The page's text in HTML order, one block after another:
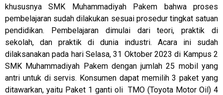
khususnya SMK Muhammadiyah Pakem bahwa proses
pembelajaran sudah dilakukan sesuai prosedur tingkat satuan
pendidikan. Pembelajaran dimulai dari teori, praktik di
sekolah, dan praktik di dunia industri. Acara ini sudah
dilaksanakan pada hari Selasa, 31 Oktober 2023 di Kampus 2
SMK Muhammadiyah Pakem dengan jumlah 25 mobil yang
antri untuk di servis. Konsumen dapat memilih 3 paket yang
ditawarkan, yaitu Paket 1 ganti oli TMO (Toyota Motor Oil) 4